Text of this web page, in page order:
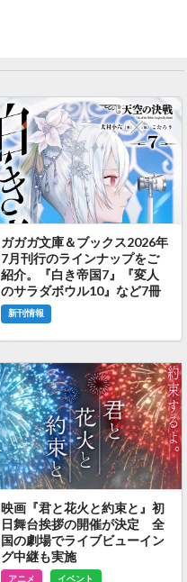
ガガガ文庫＆ブックス2026年
7月刊行のラインナップをご
紹介。『白き帝国7』『変人
のサラダボウル10』など7冊
新刊情報
映画『君と花火と約束と』初
日舞台挨拶の開催が決定 全
国の劇場でライブビューイン
グ中継も実施
アニメ イベント